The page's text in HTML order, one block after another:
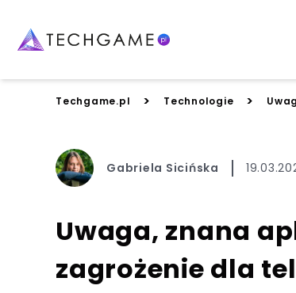
Techgame.pl > Technologie >
Gabriela Sicińska
Uwaga, znana
zagrożenie dla